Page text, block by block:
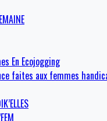
En Ecojogging
faites aux femmes